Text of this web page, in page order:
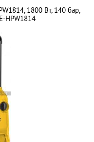
1800 Вт, 140 бар,
HPW1814